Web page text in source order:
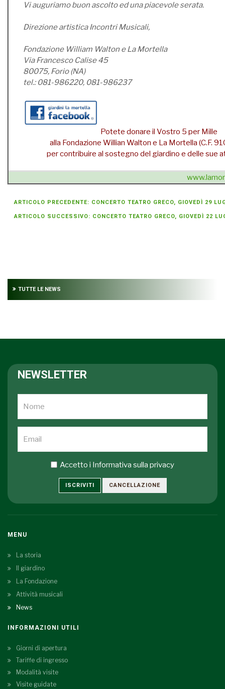
Vi auguriamo buon ascolto ed una piacevole serata.
Direzione artistica Incontri Musicali,
Fondazione William Walton e La Mortella
Via Francesco Calise 45
80075, Forio (NA)
tel.: 081-986220, 081-986237
Potete donare il Vostro 5 per Mille
alla Fondazione Willian Walton e La Mortella (C.F.
per contribuire al sostegno del giardino e delle sue
ARTICOLO PRECEDENTE: CONCERTO TEATRO GRECO, GIOVEDÌ 29
ARTICOLO SUCCESSIVO: CONCERTO TEATRO GRECO, GIOVEDÌ 22
TUTTE LE NEWS
NEWSLETTER
Accetto i Informativa sulla privacy
ISCRIVITI CANCELLAZIONE
MENU
La storia
Il giardino
La Fondazione
Attività musicali
News
INFORMAZIONI UTILI
Giorni di apertura
Tariffe di ingresso
Modalità visite
Visite guidate